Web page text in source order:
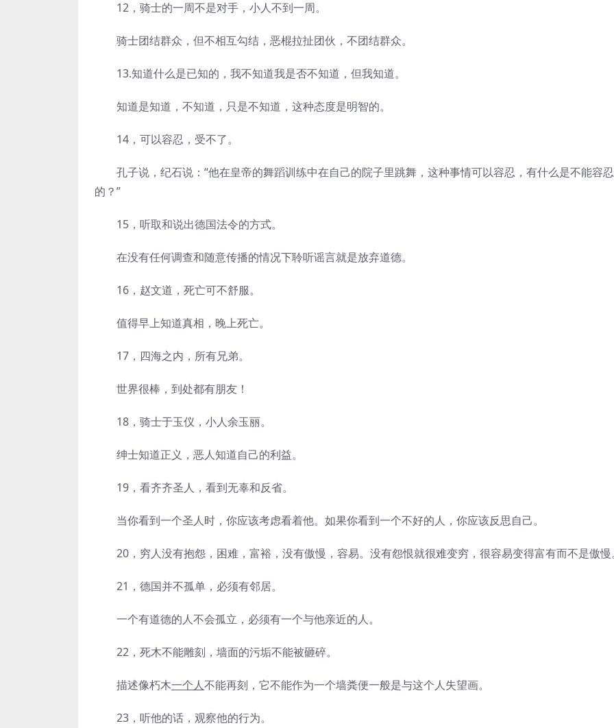
12，骑士的一周不是对手，小人不到一周。
骑士团结群众，但不相互勾结，恶棍拉扯团伙，不团结群众。
13.知道什么是已知的，我不知道我是否不知道，但我知道。
知道是知道，不知道，只是不知道，这种态度是明智的。
14，可以容忍，受不了。
孔子说，纪石说：“他在皇帝的舞蹈训练中在自己的院子里跳舞，这种事情可以容忍，有什么是不能容忍
的？”
15，听取和说出德国法令的方式。
在没有任何调查和随意传播的情况下聆听谣言就是放弃道德。
16，赵文道，死亡可不舒服。
值得早上知道真相，晚上死亡。
17，四海之内，所有兄弟。
世界很棒，到处都有朋友！
18，骑士于玉仪，小人余玉丽。
绅士知道正义，恶人知道自己的利益。
19，看齐齐圣人，看到无辜和反省。
当你看到一个圣人时，你应该考虑看着他。如果你看到一个不好的人，你应该反思自己。
20，穷人没有抱怨，困难，富裕，没有傲慢，容易。没有怨恨就很难变穷，很容易变得富有而不是傲慢
21，德国并不孤单，必须有邻居。
一个有道德的人不会孤立，必须有一个与他亲近的人。
22，死木不能雕刻，墙面的污垢不能被砸碎。
描述像朽木一个人不能再刻，它不能作为一个墙粪便一般是与这个人失望画。
23，听他的话，观察他的行为。